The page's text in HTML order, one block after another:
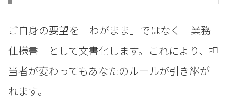
ご自身の要望を「わがまま」ではなく「業務
仕様書」として文書化します。これにより、担
当者が変わってもあなたのルールが引き継が
れます。